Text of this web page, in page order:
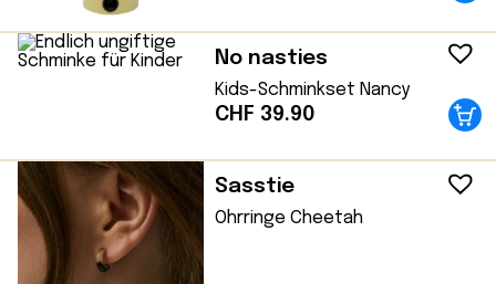
No nasties
Kids-Schminkset Nancy
CHF 39.90
Sasstie
Ohrringe Cheetah